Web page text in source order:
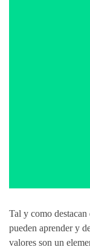
Tal y como destacan
pueden aprender y
valores son un